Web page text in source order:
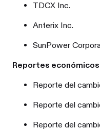
TDCX Inc.
Anterix Inc.
SunPower
Reportes económicos
Reporte del
Reporte del
Reporte del